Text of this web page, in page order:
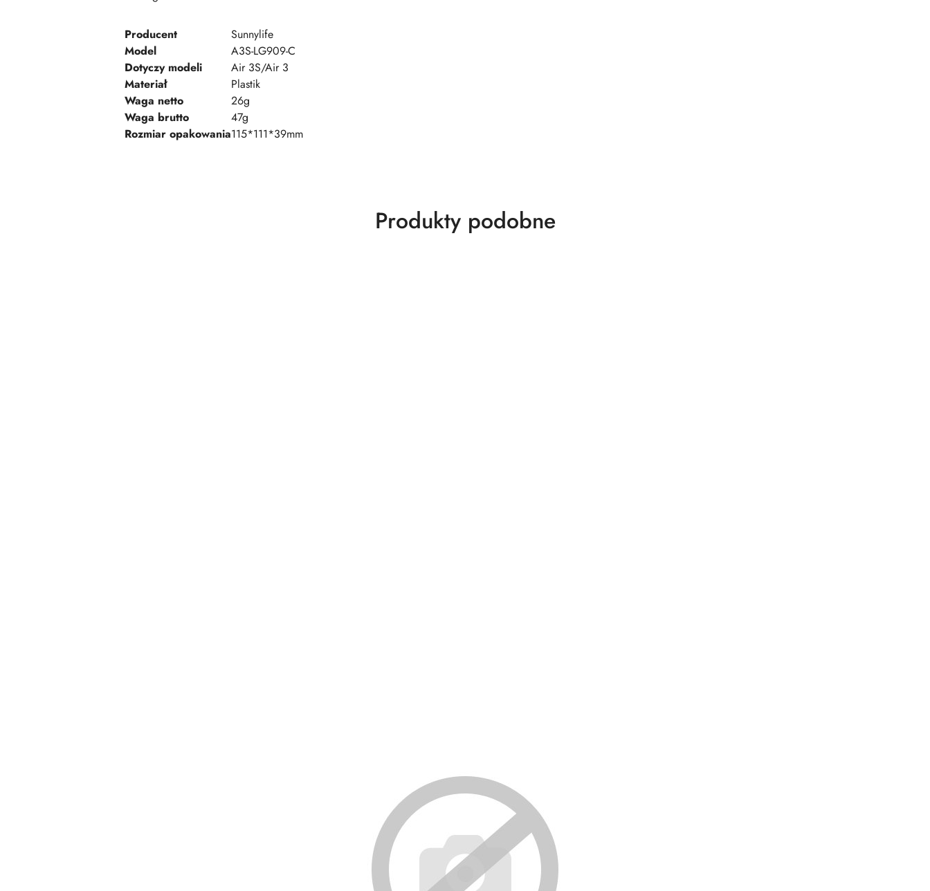
Producent
Sunnylife
Model
A3S-LG909-C
Dotyczy modeli
Air 3S/Air 3
Materiał
Plastik
Waga netto
26g
Waga brutto
47g
Rozmiar opakowania115*111*39mm
Produkty
Produkty podobne